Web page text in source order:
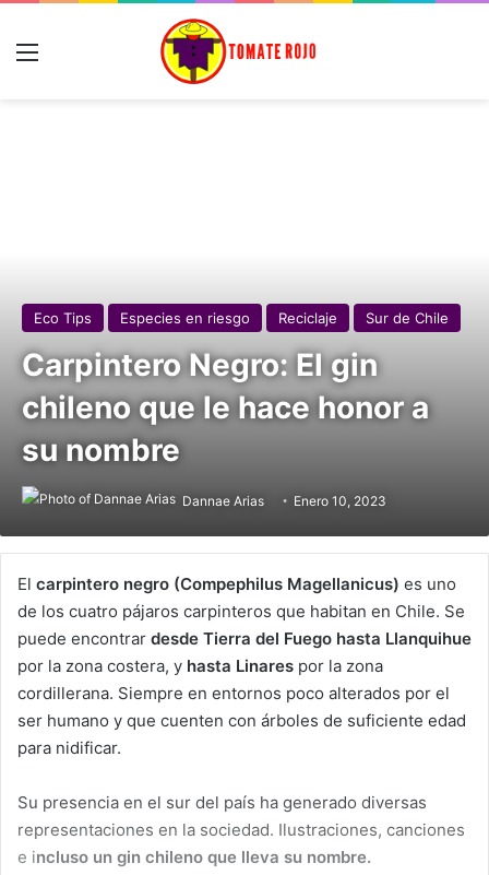
Eco Tips Especies en riesgo Reciclaje Sur de Chile
Carpintero Negro: El gin
chileno que le hace honor a
su nombre
Dannae Arias Enero 10, 2023
El carpintero negro (Compephilus Magellanicus) es uno
de los cuatro pájaros carpinteros que habitan en Chile. Se
puede encontrar desde Tierra del Fuego hasta Llanquihue
por la zona costera, y hasta Linares por la zona
cordillerana. Siempre en entornos poco alterados por el
ser humano y que cuenten con árboles de suficiente edad
para nidificar.
Su presencia en el sur del país ha generado diversas
representaciones en la sociedad. Ilustraciones, canciones
e incluso un gin chileno que lleva su nombre.